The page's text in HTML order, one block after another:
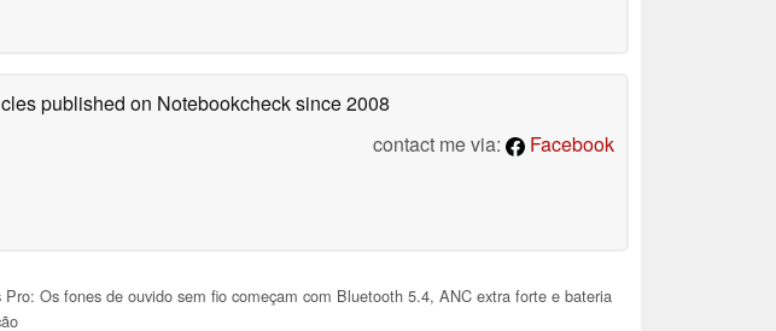
published on Notebookchecksince 2008
contact me via:
Facebook
Pro: Os fones de ouvido sem fio começam com Bluetooth 5.4, ANC extra forte e bateria